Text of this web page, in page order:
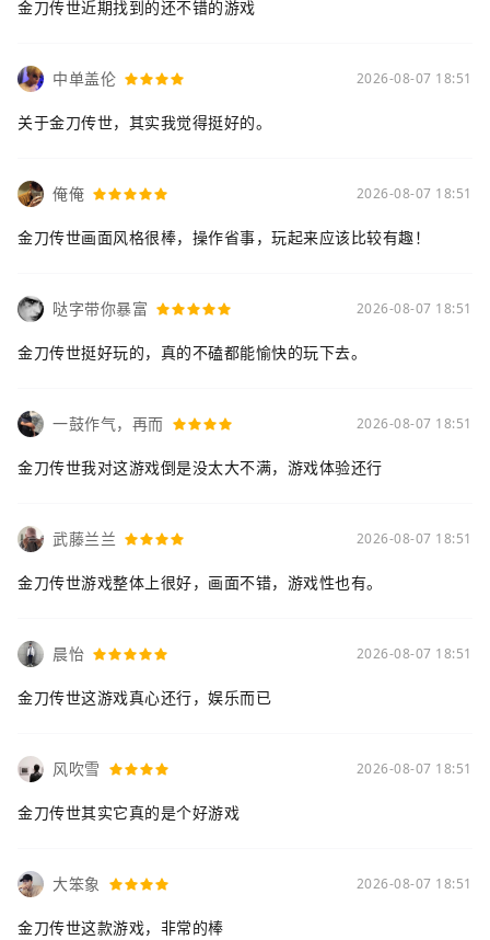
金刀传世近期找到的还不错的游戏
中单盖伦 2026-08-07 18:51
关于金刀传世，其实我觉得挺好的。
俺俺 2026-08-07 18:51
金刀传世画面风格很棒，操作省事，玩起来应该比较有趣！
哒字带你暴富 2026-08-07 18:51
金刀传世挺好玩的，真的不磕都能愉快的玩下去。
一鼓作气，再而 2026-08-07 18:51
金刀传世我对这游戏倒是没太大不满，游戏体验还行
武藤兰兰 2026-08-07 18:51
金刀传世游戏整体上很好，画面不错，游戏性也有。
晨怡 2026-08-07 18:51
金刀传世这游戏真心还行，娱乐而已
风吹雪 2026-08-07 18:51
金刀传世其实它真的是个好游戏
大笨象 2026-08-07 18:51
金刀传世这款游戏，非常的棒